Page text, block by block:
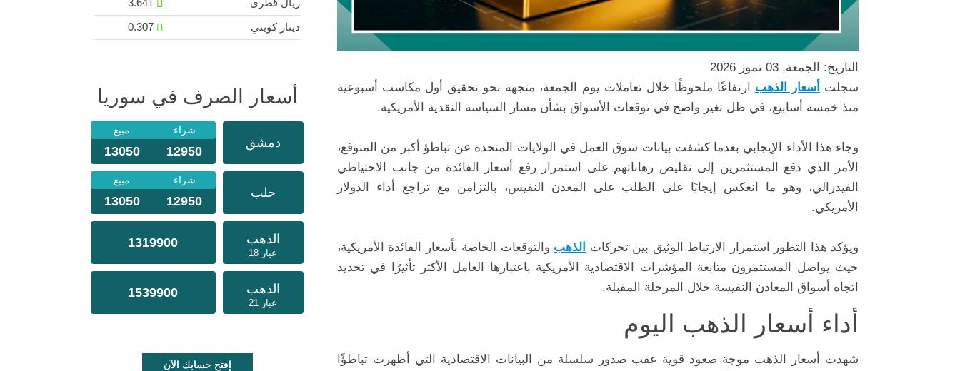
التاريخ: الجمعة, 03 تموز 2026
سجلت
أسعار الذهب ارتفاعًا ملحوظًا خلال تعاملات يوم الجمعة، متجهة نحو تحقيق أول مكاسب أسبوعية
منذ خمسة أسابيع، في ظل تغير واضح في توقعات الأسواق بشأن مسار السياسة النقدية الأمريكية.
وجاء هذا الأداء الإيجابي بعدما كشفت بيانات سوق العمل في الولايات المتحدة عن تباطؤ أكبر من المتوقع،
الأمر الذي دفع المستثمرين إلى تقليص رهاناتهم على استمرار رفع أسعار الفائدة من جانب الاحتياطي
الفيدرالي، وهو ما انعكس إيجابًا على الطلب على المعدن النفيس، بالتزامن مع تراجع أداء الدولار
الأمريكي.
ويؤكد هذا التطور استمرار الارتباط الوثيق بين تحركات الذهب والتوقعات الخاصة بأسعار الفائدة الأمريكية،
حيث يواصل المستثمرون متابعة المؤشرات الاقتصادية الأمريكية باعتبارها العامل الأكثر تأثيرًا في تحديد
اتجاه أسواق المعادن النفيسة خلال المرحلة المقبلة.
أداء أسعار الذهب اليوم
شهدت أسعار الذهب موجة صعود قوية عقب صدور سلسلة من البيانات الاقتصادية التي أظهرت تباطؤًا
ريال قطري
دينار كويتي
أسعار الصرف في سوريا
دمشق
شراء مبيع
12950
13050
حلب
شراء مبيع
12950
13050
الذهب
عيار 18
1319900
الذهب
عيار 21
1539900
إفتح حسابك الآن